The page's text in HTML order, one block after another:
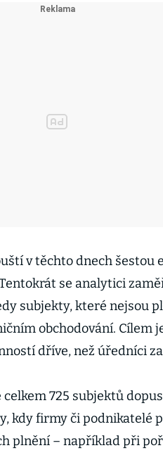
v těchto dnech šestou
se analytici
subjekty, které nejsou
obchodování. Cílem
dříve, než úředníci
725 subjektů
kdy firmy či podnikatelé
plnění – například při